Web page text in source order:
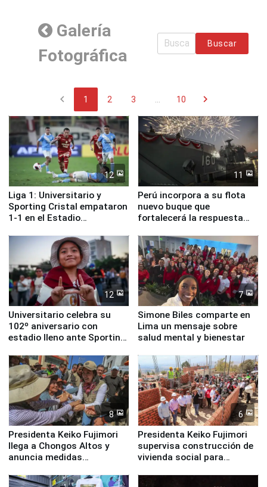
Galería
Fotográfica
Buscar
chevron_left 1 2 3 10 chevron_right
12
Liga 1: Universitario y
Sporting Cristal empataron
1-1 en el Estadio
11
Perú incorpora a su flota
nuevo buque que
fortalecerá la respuesta
12
Universitario celebra su
102º aniversario con
estadio lleno ante Sporting
7
Simone Biles comparte en
Lima un mensaje sobre
salud mental y bienestar
8
Presidenta Keiko Fujimori
llega a Chongos Altos y
anuncia medidas
educación, salud y empleo
6
Presidenta Keiko Fujimori
supervisa construcción de
vivienda social para